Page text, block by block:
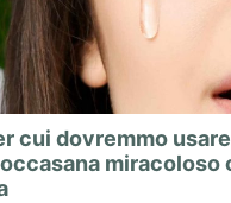
cui dovremmo usare
miracoloso